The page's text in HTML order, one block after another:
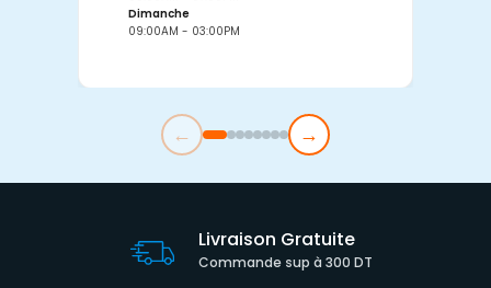
Dimanche
09:00AM - 03:00PM
← →
Livraison Gratuite
Commande sup à 300 DT